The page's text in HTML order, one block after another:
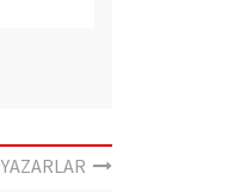
YAZARLAR